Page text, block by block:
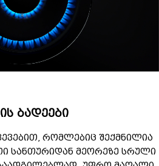
ბადეები
რომლებიც შექმნილია
სანთურიდან მეორეზე სრული